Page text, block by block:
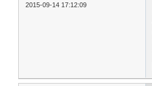
2015-09-14 17:12:09